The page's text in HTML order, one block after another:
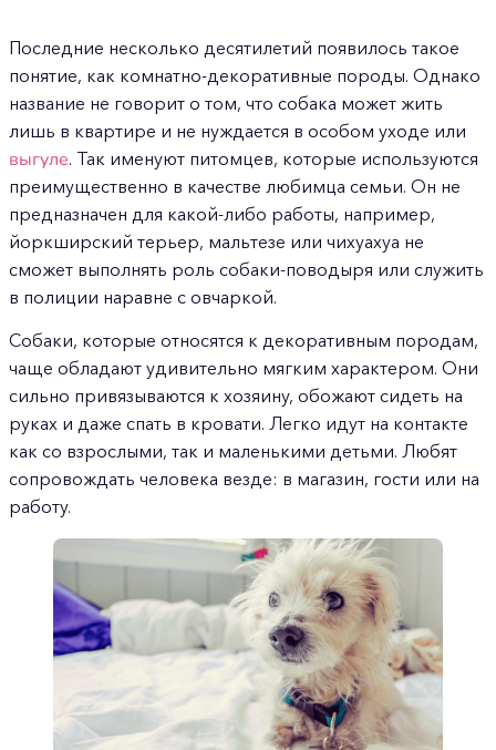
Последние несколько десятилетий появилось такое
понятие, как комнатно-декоративные породы. Однако
название не говорит о том, что собака может жить
лишь в квартире и не нуждается в особом уходе или
выгуле. Так именуют питомцев, которые используются
преимущественно в качестве любимца семьи. Он не
предназначен для какой-либо работы, например,
йоркширский терьер, мальтезе или чихуахуа не
сможет выполнять роль собаки-поводыря или служить
в полиции наравне с овчаркой.
Собаки, которые относятся к декоративным породам,
чаще обладают удивительно мягким характером. Они
сильно привязываются к хозяину, обожают сидеть на
руках и даже спать в кровати. Легко идут на контакте
как со взрослыми, так и маленькими детьми. Любят
сопровождать человека везде: в магазин, гости или на
работу.